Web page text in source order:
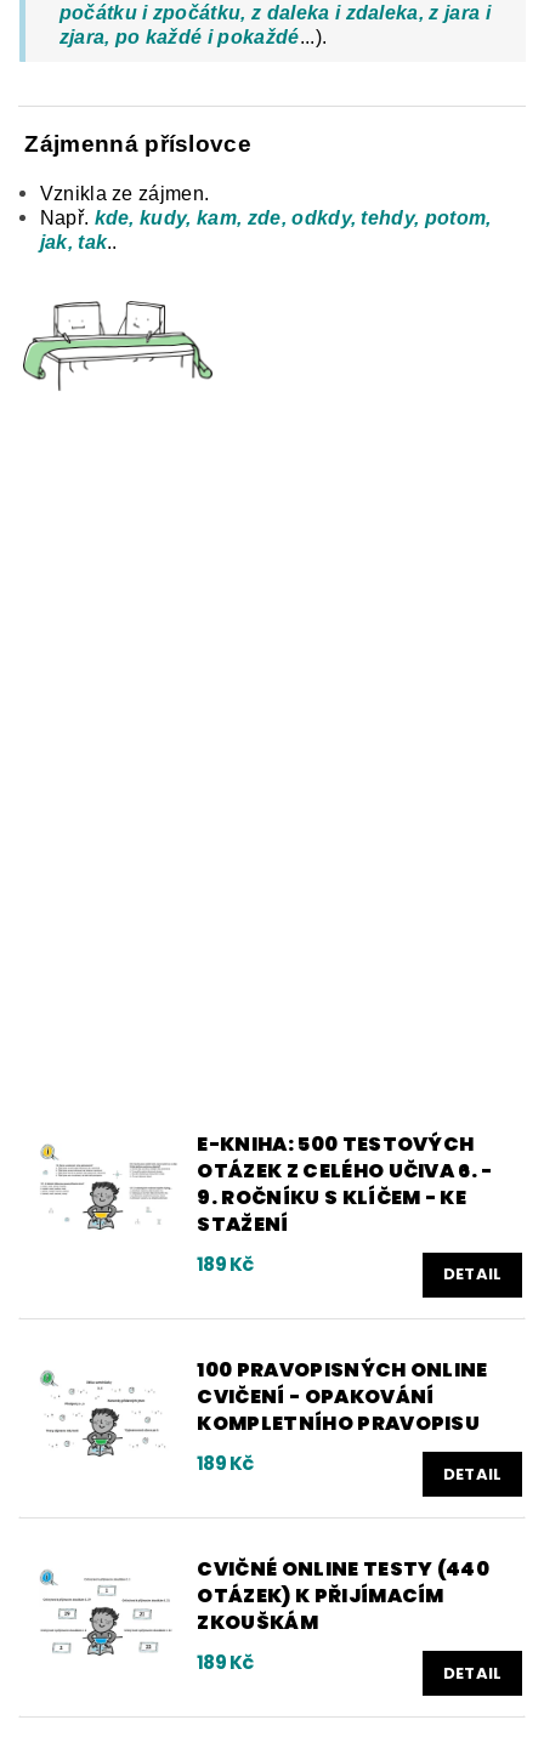
počátku i zpočátku, z daleka i zdaleka, z jara i
zjara, po každé i pokaždé...).
Zájmenná příslovce
Vznikla ze zájmen.
Např. kde, kudy, kam, zde, odkdy, tehdy, potom,
jak, tak..
E-KNIHA: 500 TESTOVÝCH
OTÁZEK Z CELÉHO UČIVA 6. -
9. ROČNÍKU S KLÍČEM - KE
STAŽENÍ
189 Kč DETAIL
100 PRAVOPISNÝCH ONLINE
CVIČENÍ - OPAKOVÁNÍ
KOMPLETNÍHO PRAVOPISU
189 Kč DETAIL
CVIČNÉ ONLINE TESTY (440
OTÁZEK) K PŘIJÍMACÍM
ZKOUŠKÁM
189 Kč DETAIL